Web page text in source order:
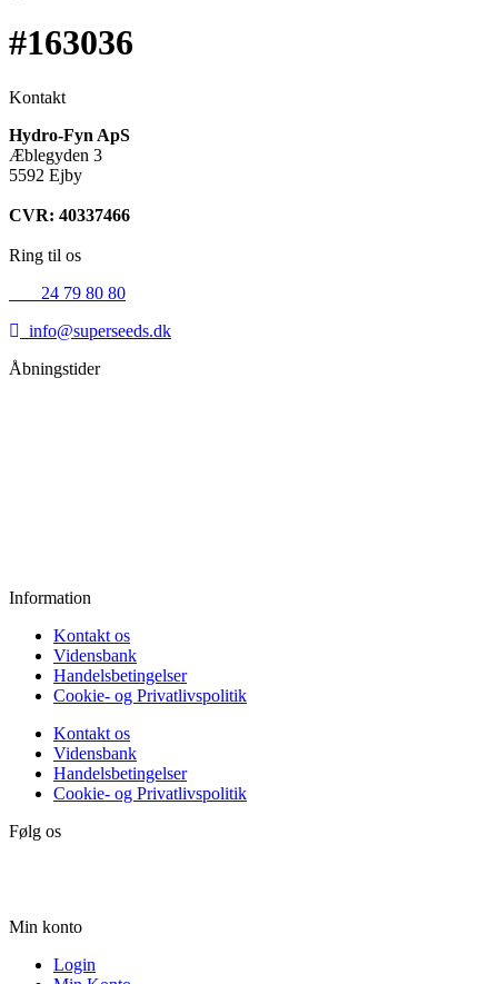
#163036
Kontakt
Hydro-Fyn ApS
Æblegyden 3
5592 Ejby
CVR: 40337466
Ring til os
24 79 80 80
info@superseeds.dk
Åbningstider
Information
Kontakt os
Vidensbank
Handelsbetingelser
Cookie- og Privatlivspolitik
Kontakt os
Vidensbank
Handelsbetingelser
Cookie- og Privatlivspolitik
Følg os
Min konto
Login